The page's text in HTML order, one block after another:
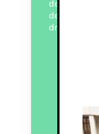
des
des
drôle